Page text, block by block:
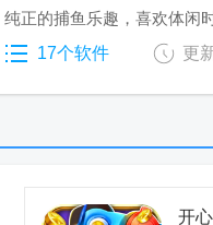
纯正的捕鱼乐趣，喜欢体闲
17个软件 更
开